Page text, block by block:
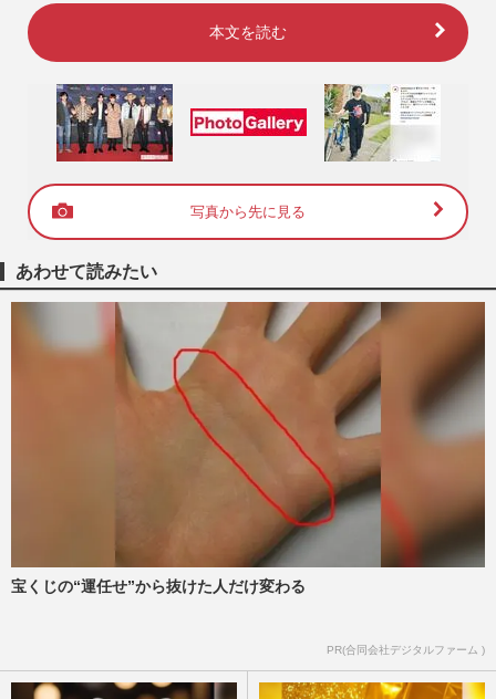
本文を読む
写真から先に見る
あわせて読みたい
宝くじの“運任せ”から抜けた人だけ変わる
PR(合同会社デジタルファーム )